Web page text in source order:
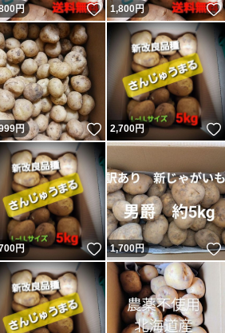
ね！
円 いいね！
1,800 円
ね！
円 いいね！
2,700円
ね！
円 いいね！
1,700円